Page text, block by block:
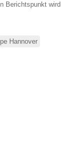
Berichtspunkt wird
Hannover